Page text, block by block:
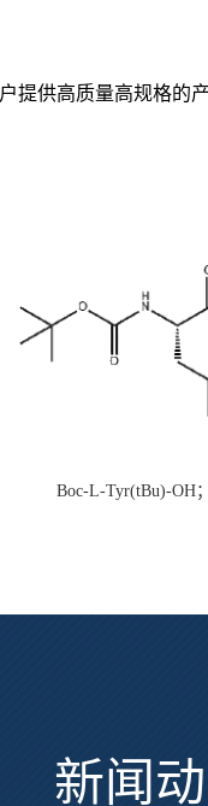
提供高质量高规格的产
Boc-L-Tyr(tBu)-OH
新闻